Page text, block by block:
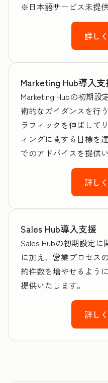
※日本語サービス未提
詳し
Marketing Hub導入支
Marketing Hubの初期設
術的なガイダンスを行
ラフィックを伸ばして
ィングに関する目標を
でのアドバイスを提供
詳し
Sales Hub導入支援
Sales Hubの初期設定
に加え、営業プロセス
約件数を増やせるよう
提供いたします。
詳し